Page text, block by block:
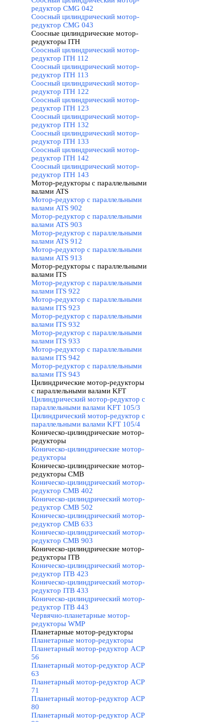
редуктор CMG 042
Соосный цилиндрический мотор-
редуктор CMG 043
Соосные цилиндрические мотор-
редукторы ITH
Соосный цилиндрический мотор-
редуктор ITH 112
Соосный цилиндрический мотор-
редуктор ITH 113
Соосный цилиндрический мотор-
редуктор ITH 122
Соосный цилиндрический мотор-
редуктор ITH 123
Соосный цилиндрический мотор-
редуктор ITH 132
Соосный цилиндрический мотор-
редуктор ITH 133
Соосный цилиндрический мотор-
редуктор ITH 142
Соосный цилиндрический мотор-
редуктор ITH 143
Мотор-редукторы с параллельными
валами ATS
Мотор-редуктор с параллельными
валами ATS 902
Мотор-редуктор с параллельными
валами ATS 903
Мотор-редуктор с параллельными
валами ATS 912
Мотор-редуктор с параллельными
валами ATS 913
Мотор-редукторы с параллельными
валами ITS
Мотор-редуктор с параллельными
валами ITS 922
Мотор-редуктор с параллельными
валами ITS 923
Мотор-редуктор с параллельными
валами ITS 932
Мотор-редуктор с параллельными
валами ITS 933
Мотор-редуктор с параллельными
валами ITS 942
Мотор-редуктор с параллельными
валами ITS 943
Цилиндрические мотор-редукторы
с параллельными валами KFT
Цилиндрический мотор-редуктор с
параллельными валами KFT 105/3
Цилиндрический мотор-редуктор с
параллельными валами KFT 105/4
Коническо-цилиндрические мотор-
редукторы
Коническо-цилиндрические мотор-
редукторы
Коническо-цилиндрические мотор-
редукторы CMB
Коническо-цилиндрический мотор-
редуктор CMB 402
Коническо-цилиндрический мотор-
редуктор CMB 502
Коническо-цилиндрический мотор-
редуктор CMB 633
Коническо-цилиндрический мотор-
редуктор CMB 903
Коническо-цилиндрические мотор-
редукторы ITB
Коническо-цилиндрический мотор-
редуктор ITB 423
Коническо-цилиндрический мотор-
редуктор ITB 433
Коническо-цилиндрический мотор-
редуктор ITB 443
Червячно-планетарные мотор-
редукторы WMP
Планетарные мотор-редукторы
Планетарные мотор-редукторы
Планетарный мотор-редуктор ACP
56
Планетарный мотор-редуктор ACP
63
Планетарный мотор-редуктор ACP
71
Планетарный мотор-редуктор ACP
80
Планетарный мотор-редуктор ACP